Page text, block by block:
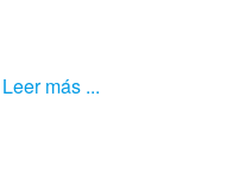
Leer más ...